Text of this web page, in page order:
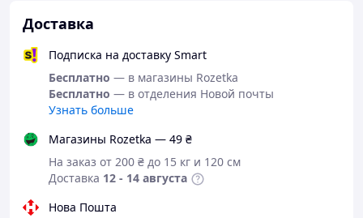
Доставка
Подписка на доставку Smart
Бесплатно — в магазины Rozetka
Бесплатно — в отделения Новой почты
Узнать больше
Магазины Rozetka — 49 ₴
На заказ от 200 ₴ до 15 кг и 120 см
Доставка 12 - 14 августа
Нова Пошта